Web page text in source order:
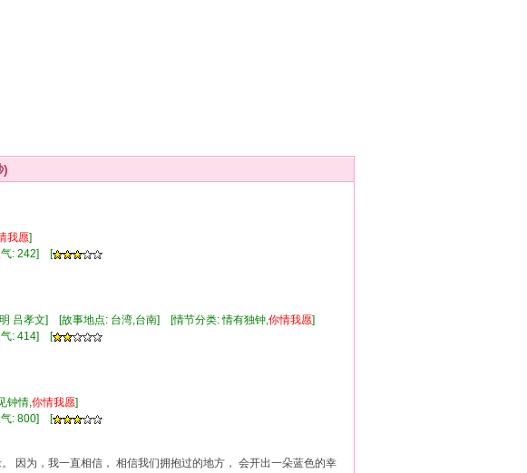
)
我愿]
气: 242] [
吕孝文] [故事地点: 台湾,台南] [情节分类: 情有独钟,你情我愿]
气: 414] [
钟情,你情我愿]
气: 800] [
因为，我一直相信， 相信我们拥抱过的地方， 会开出一朵蓝色的幸